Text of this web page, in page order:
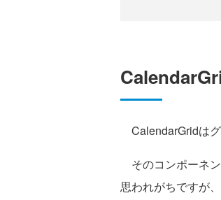
CalendarGridは
そのコンポーネ
思われがちですが